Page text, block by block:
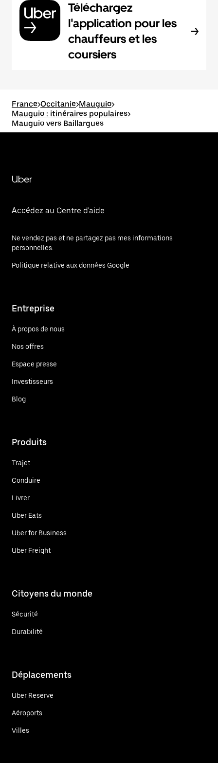
Téléchargez
l'application pour les
chauffeurs et les
coursiers
France>Occitanie>Mauguio>
Mauguio : itinéraires populaires>
Mauguio vers Baillargues
Uber
Accédez au Centre d'aide
Ne vendez pas et ne partagez pas mes informations
personnelles.
Politique relative aux données Google
Entreprise
À propos de nous
Nos offres
Espace presse
Investisseurs
Blog
Produits
Trajet
Conduire
Livrer
Uber Eats
Uber for Business
Uber Freight
Citoyens du monde
Sécurité
Durabilité
Déplacements
Uber Reserve
Aéroports
Villes